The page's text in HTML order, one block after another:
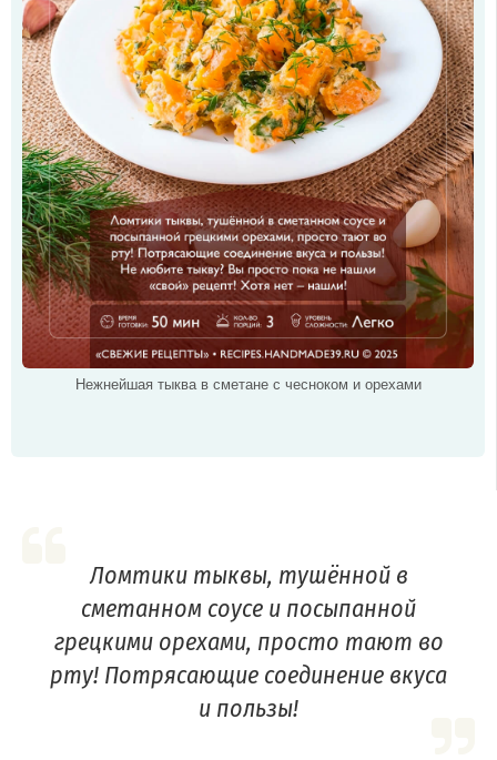
Нежнейшая тыква в сметане с чесноком и орехами
Ломтики тыквы, тушённой в
сметанном соусе и посыпанной
грецкими орехами, просто тают во
рту! Потрясающие соединение вкуса
и пользы!